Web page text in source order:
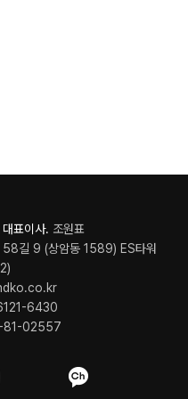
표이사. 조원표
58길 9 (상암동 1589) ES타워
6430
81-02557